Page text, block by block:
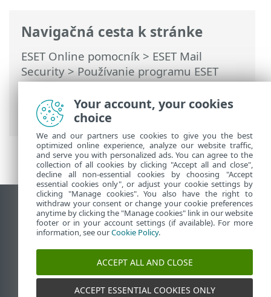
Navigačná cesta k stránke
ESET Online pomocník > ESET Mail
Security>Používanie programu ESET
Mail Security>Nástroje>Plánovač>
Plánovač – pridanie úlohy > Vykonanie
úlohy
Zobraziť stránku ako na počítači
End of Life
Databáza znalostí ESET
ESET Fórum
ESET Status Portal
Technická podpora
Your account, your cookies
choice
We and our partners use cookies to give you the best
optimized online experience, analyze our website traffic,
and serve you with personalized ads. You can agree to the
collection of all cookies by clicking "Accept all and close",
decline all non-essential cookies by choosing "Accept
essential cookies only", or adjust your cookie settings by
clicking "Manage cookies". You also have the right to
withdraw your consent or change your cookie preferences
anytime by clicking the "Manage cookies" link in our website
footer or in your account settings (if available). For more
information, see ourCookie Policy.
ACCEPT ALL AND CLOSE
ACCEPT ESSENTIAL COOKIES ONLY